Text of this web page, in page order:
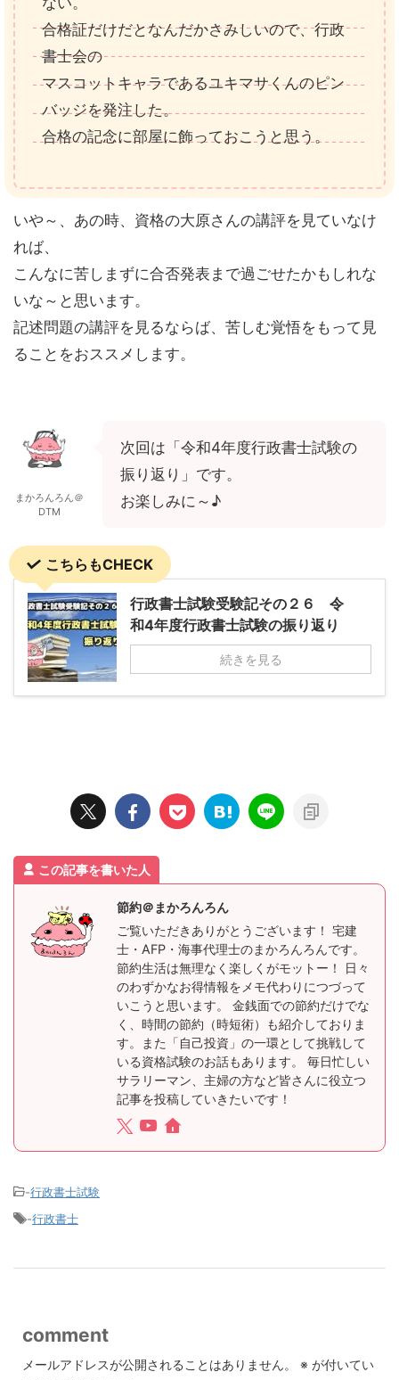
合格証だけだとなんだかさみしいので、行政
書士会の
マスコットキャラであるユキマサくんのピン
バッジを発注した。
合格の記念に部屋に飾っておこうと思う。
いや～、あの時、資格の大原さんの講評を見ていなけ
れば、
こんなに苦しまずに合否発表まで過ごせたかもしれな
いな～と思います。
記述問題の講評を見るならば、苦しむ覚悟をもって見
ることをおススメします。
まかろんろん＠
DTM
次回は「令和4年度行政書士試験の
振り返り」です。
お楽しみに～♪
こちらもCHECK
行政書士試験受験記その２６ 令
和4年度行政書士試験の振り返り
続きを見る
この記事を書いた人
節約＠まかろんろん
ご覧いただきありがとうございます！ 宅建
士・AFP・海事代理士のまかろんろんです。
節約生活は無理なく楽しくがモットー！ 日々
のわずかなお得情報をメモ代わりにつづって
いこうと思います。 金銭面での節約だけでな
く、時間の節約（時短術）も紹介しておりま
す。また「自己投資」の一環として挑戦して
いる資格試験のお話もあります。 毎日忙しい
サラリーマン、主婦の方など皆さんに役立つ
記事を投稿していきたいです！
-行政書士試験
-行政書士
comment
メールアドレスが公開されることはありません。 ※ が付いてい